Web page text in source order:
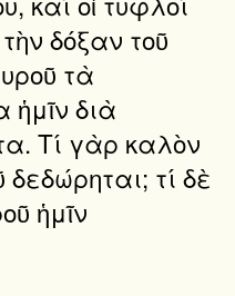
δόξαν τοῦ
τὰ
διὰ
Τί γὰρ καλὸν
τί δὲ
ἡμῖν